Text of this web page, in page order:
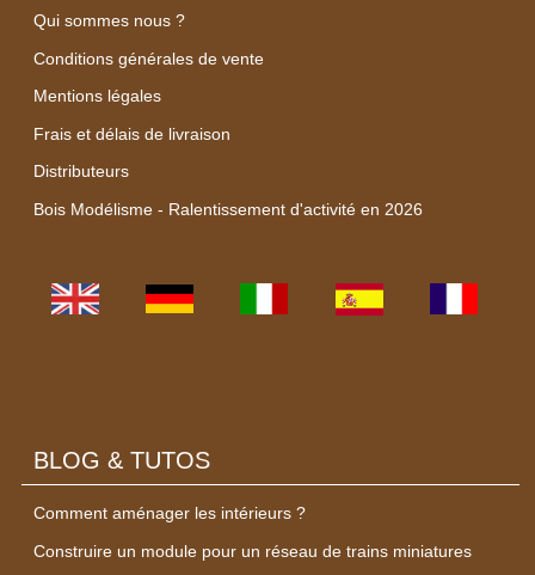
Qui sommes nous ?
Conditions générales de vente
Mentions légales
Frais et délais de livraison
Distributeurs
Bois Modélisme - Ralentissement d'activité en 2026
BLOG & TUTOS
Comment aménager les intérieurs ?
Construire un module pour un réseau de trains miniatures